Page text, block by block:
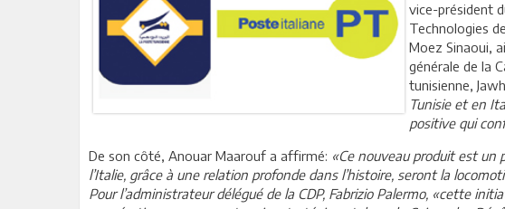
vice-président
Technologies
Moez Sinaoui,
générale de la
tunisienne,
Tunisie et en
positive qui
De son côté, Anouar Maarouf a affirmé: «Ce nouveau produit est un
l’Italie, grâce à une relation profonde dans l’histoire, seront la
Pour l’administrateur délégué de la CDP, Fabrizio Palermo, «cette